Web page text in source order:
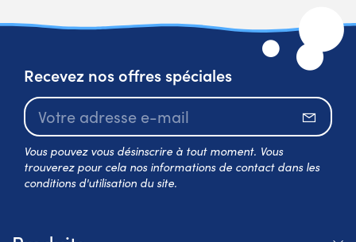
Recevez nos offres spéciales
Vous pouvez vous désinscrire à tout moment. Vous
trouverez pour cela nos informations de contact dans les
conditions d'utilisation du site.